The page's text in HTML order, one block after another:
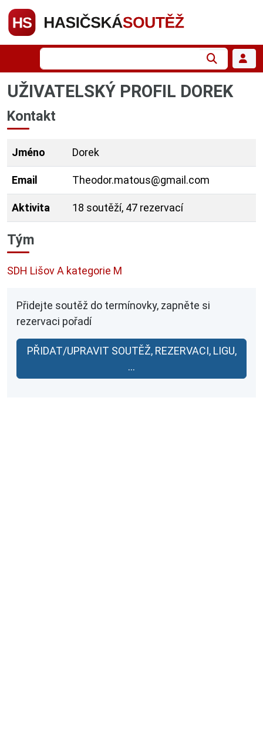
UŽIVATELSKÝ PROFIL DOREK
Kontakt
Jméno Dorek
Email Theodor.matous@gmail.com
Aktivita 18 soutěží, 47 rezervací
Tým
SDH Lišov A kategorie M
Přidejte soutěž do termínovky, zapněte si
rezervaci pořadí
PŘIDAT/UPRAVIT SOUTĚŽ, REZERVACI, LIGU,
...